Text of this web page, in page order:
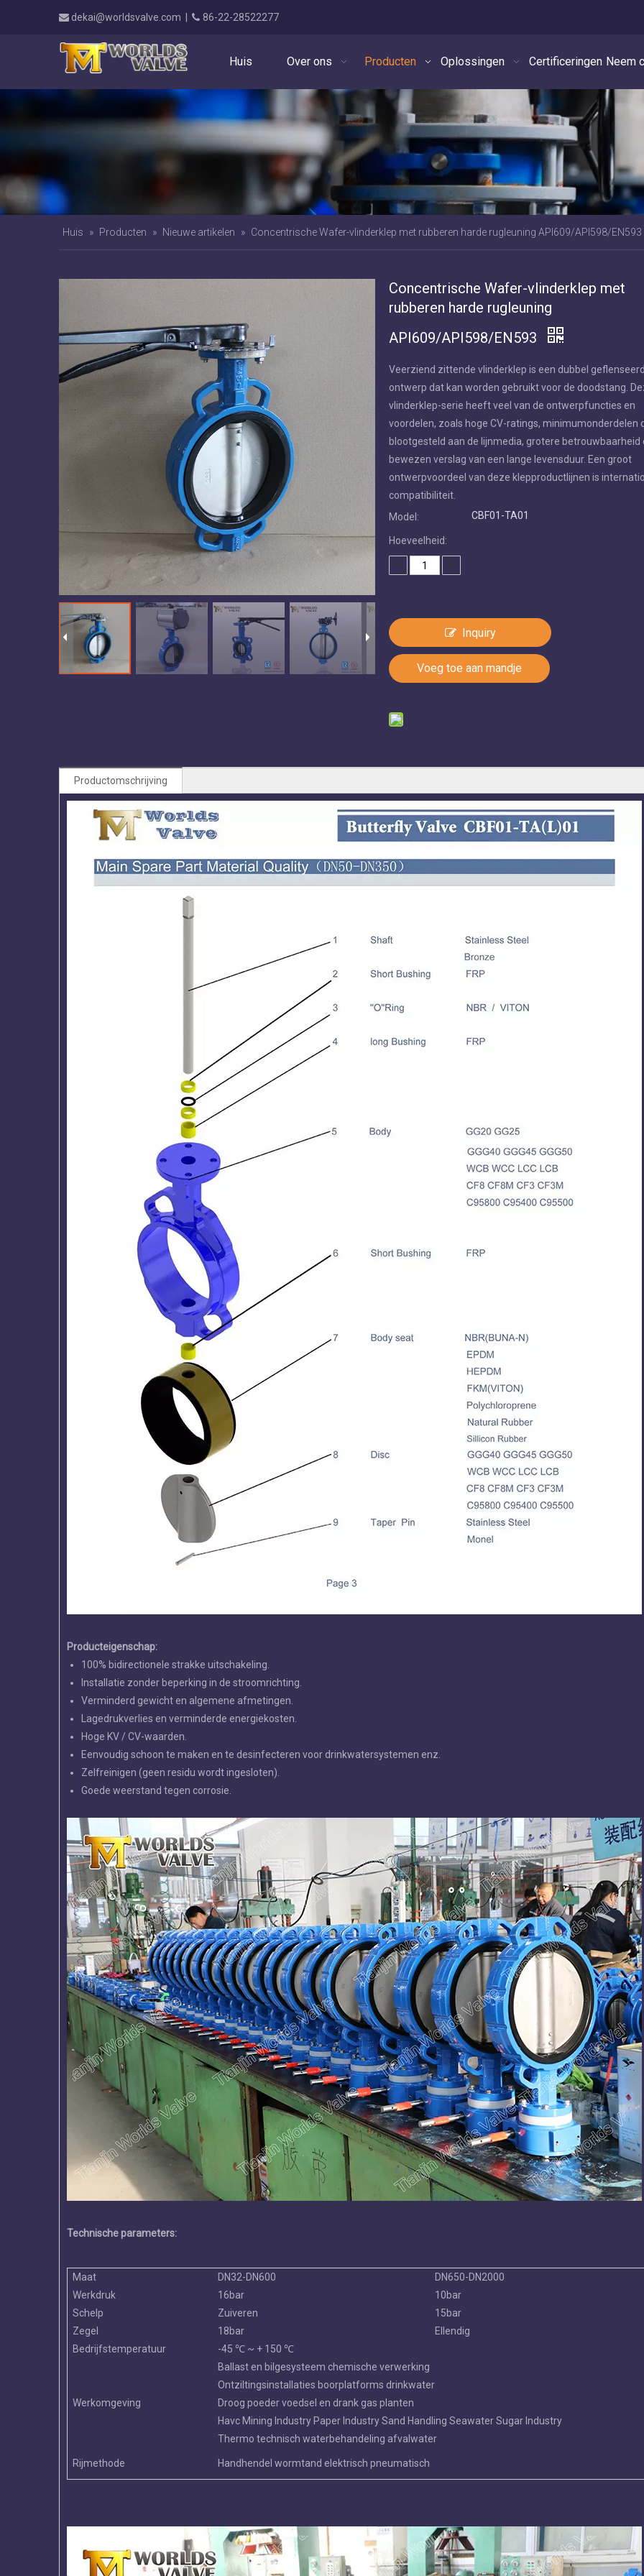
 dekai@worldsvalve.com  86-22-28522277
Huis Over ons Producten Oplossingen Certificeringen Neem
Huis » Producten » Nieuwe artikelen » Concentrische Wafer-vlinderklep met rubberen harde rugleuning API609/API598/EN593
Concentrische Wafer-vlinderklep met
rubberen harde rugleuning
API609/API598/EN593
Veerziend zittende vlinderklep is een dubbel geflenseerd
ontwerp dat kan worden gebruikt voor de doodstang.
vlinderklep-serie heeft veel van de ontwerpfuncties en
voordelen, zoals hoge CV-ratings, minimumonderdelen
blootgesteld aan de lijnmedia, grotere betrouwbaarheid
bewezen verslag van een lange levensduur. Een groot
ontwerpvoordeel van deze klepproductlijnen is
compatibiliteit.
Model:
CBF01-TA01
Hoeveelheid:
Inquiry
Voeg toe aan mandje
Productomschrijving
Producteigenschap:
100% bidirectionele strakke uitschakeling.
Installatie zonder beperking in de stroomrichting.
Verminderd gewicht en algemene afmetingen.
Lagedrukverlies en verminderde energiekosten.
Hoge KV / CV-waarden.
Eenvoudig schoon te maken en te desinfecteren voor drinkwatersystemen enz.
Zelfreinigen (geen residu wordt ingesloten).
Goede weerstand tegen corrosie.
Technische parameters:
Maat DN32-DN600
DN650-DN2000
Werkdruk
16bar
10bar
Schelp
Zuiveren
15bar
Zegel
18bar
Ellendig
Bedrijfstemperatuur
-45 ℃ ~ + 150 ℃
Werkomgeving
Ballast en bilgesysteem chemische verwerking
Ontziltingsinstallaties boorplatforms drinkwater
Droog poeder voedsel en drank gas planten
Havc Mining Industry Paper Industry Sand Handling Seawater Sugar Industry
Thermo technisch waterbehandeling afvalwater
Rijmethode Handhendel wormtand elektrisch pneumatisch
Volledige PFA gevoerde wafer LUG
dubbele flens U-sectie vlinderklep
EPDM/NBR/VITON /BUNA gecoate
schijf gegroefde vlinderklep
flens en